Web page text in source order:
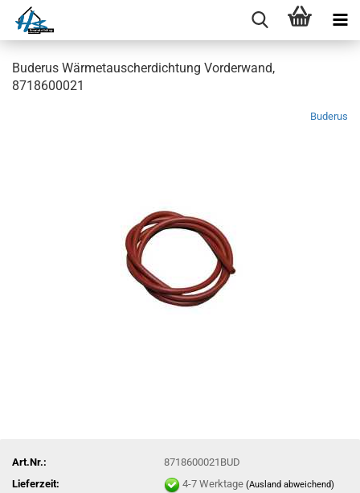
Buderus Wärmetauscherdichtung Vorderwand,
8718600021
Buderus
Art.Nr.:
8718600021BUD
Lieferzeit:
4-7 Werktage(Ausland abweichend)